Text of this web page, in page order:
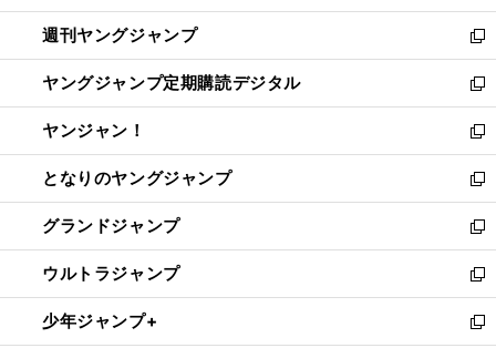
開
く
ウ
で
開
く
ン
ド
ウ
で
開
く
ウ
ィ
ン
ド
ウ
で
開
く
週刊ヤングジャンプ
新
し
い
ウ
ィ
ン
ド
ウ
で
開
く
ヤングジャンプ定期購読デジタル
新
し
い
ウ
ィ
ン
ド
ウ
で
開
く
ヤンジャン！
新
し
い
ウ
ィ
ン
ド
ウ
で
となりのヤングジャンプ
新
し
い
ウ
ィ
ン
ド
グランドジャンプ
新
し
い
ウ
ィ
ウルトラジャンプ
新
し
い
少年ジャンプ+
新